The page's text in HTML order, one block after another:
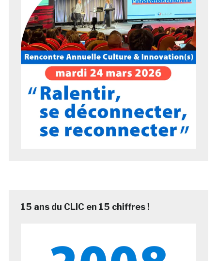
15 ans du CLIC en 15 chiffres !